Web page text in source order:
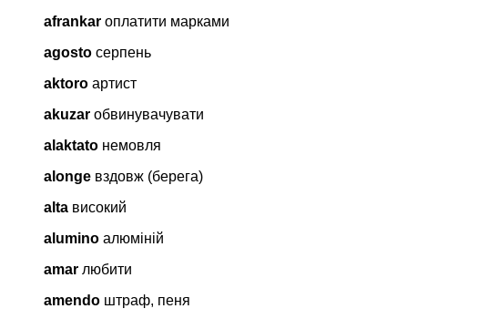
afrankar оплатити марками
agosto серпень
aktoro артист
akuzar обвинувачувати
alaktato немовля
alonge вздовж (берега)
alta високий
alumino алюміній
amar любити
amendo штраф, пеня